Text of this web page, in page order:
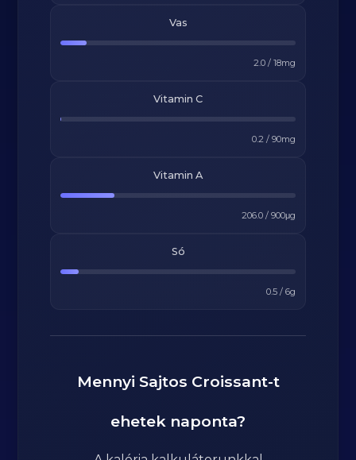
Vas
2.0/ 18mg
Vitamin C
0.2/ 90mg
Vitamin A
206.0/ 900μg
Só
0.5/ 6g
Mennyi Sajtos Croissant-t
ehetek naponta?